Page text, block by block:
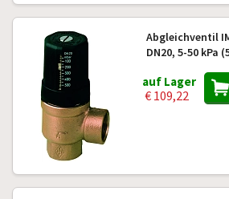
Abgleichventil
DN20, 5-50 kPa
auf Lager
€ 109,22